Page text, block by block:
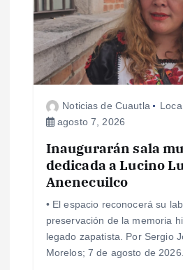
n
d
e
Noticias de Cuautla
agosto 7, 2026
Inaugurarán sala
dedicada a Lucino
Anenecuilco
• El espacio reconocerá su
preservación de la memoria
legado zapatista. Por Sergio
Morelos; 7 de agosto de